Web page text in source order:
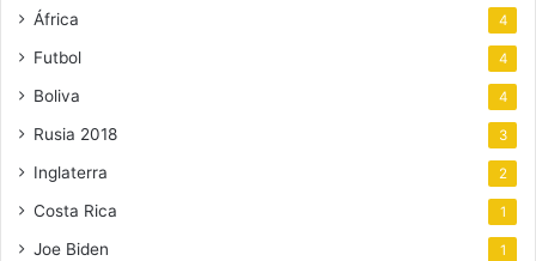
África 4
Futbol 4
Boliva 4
Rusia 2018 3
Inglaterra 2
Costa Rica 1
Joe Biden 1